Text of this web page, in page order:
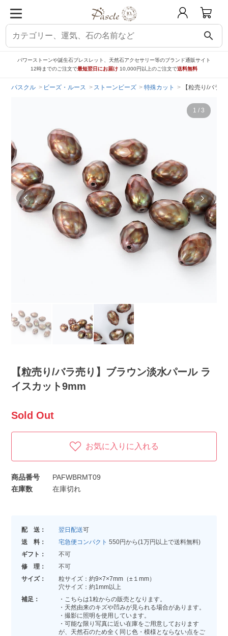
search
パワーストーンや誕生石ブレスレット、天然石アクセサリー等のブランド通販サイト
12時までのご注文で最短翌日にお届け 10,000円以上のご注文で送料無料
パスクル ビーズ・ルース ストーンビーズ 特殊カット 【粒売り/バラ
1 / 3
【粒売り/バラ売り】ブラウン淡水パール ラ
イスカット9mm
Sold Out
お気に入りに入れる
商品番号
PAFWBRMT09
在庫数
在庫切れ
配 送： 翌日配送可
送 料：
宅急便コンパクト 550円から(1万円以上で送料無料)
ギフト：
不可
修 理：
不可
サイズ：
粒サイズ：約9×7×7mm（±１mm）
穴サイズ：約1mm以上
補足：
・こちらは1粒からの販売となります。
・天然由来のキズや凹みが見られる場合があります。
・撮影に照明を使用しています。
・可能な限り写真に近い在庫をご用意しております
が、天然石のため全く同じ色・模様とならない点をご